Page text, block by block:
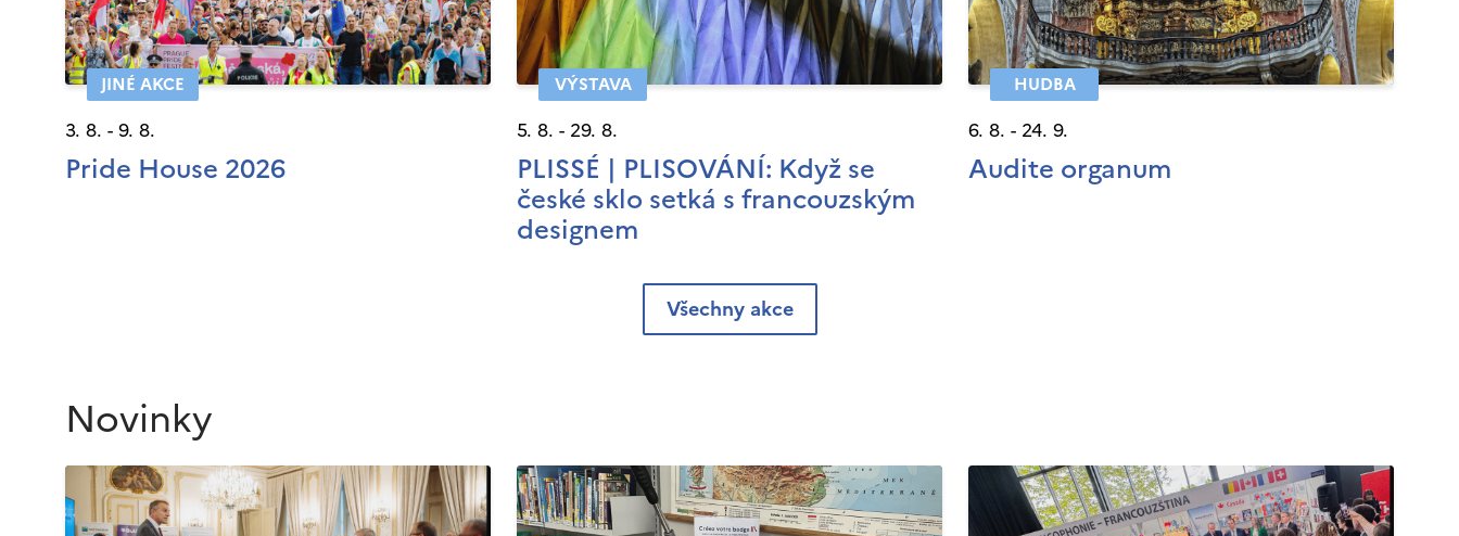
JINÉ AKCE
3. 8. - 9. 8.
Pride House 2026
VÝSTAVA
5. 8. - 29. 8.
PLISSÉ | PLISOVÁNÍ: Když se
české sklo setká s francouzským
designem
HUDBA
6. 8. - 24. 9.
Audite organum
Všechny akce
Novinky